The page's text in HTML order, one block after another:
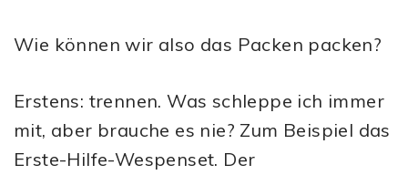
Wie können wir also das Packen packen?
Erstens: trennen. Was schleppe ich immer
mit, aber brauche es nie? Zum Beispiel das
Erste-Hilfe-Wespenset. Der